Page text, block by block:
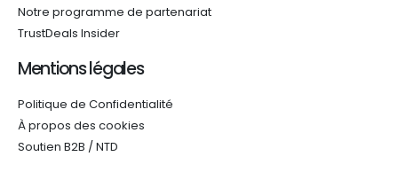
Notre programme de partenariat
TrustDeals Insider
Mentions légales
Politique de Confidentialité
À propos des cookies
Soutien B2B / NTD